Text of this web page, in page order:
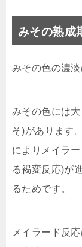
みその熟成
みその色の濃
みその色には
そ)があります
によりメイラ
る褐変反応)が
るためです。
メイラード反